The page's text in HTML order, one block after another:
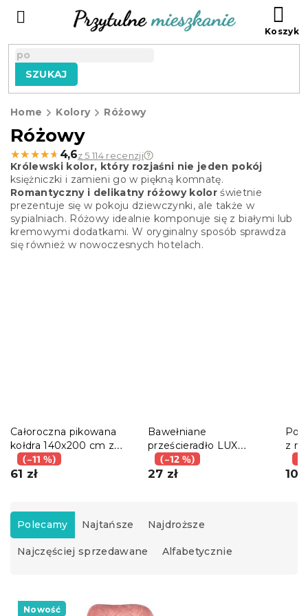
SZUKAJ
Home Kolory Różowy
Różowy
★★★★★
★★★★★ 4,6z 5 114 recenzji
Królewski kolor, który rozjaśni nie jeden pokój
księżniczki i zamieni go w piękną komnatę.
Romantyczny i delikatny różowy kolor świetnie
prezentuje się w pokoju dziewczynki, ale także w
sypialniach. Różowy idealnie komponuje się z białymi lub
kremowymi dodatkami. W oryginalny sposób sprawdza
się również w nowoczesnych hotelach.
Całoroczna pikowana
kołdra 140x200 cm z
włókna pustego, różowa
(–11 %)
61 zł
Bawełniane
prześcieradło LUX
jasnoróżowe 140x240
cm
(–12 %)
27 zł
z
10
S
o
r
Polecamy Najtańsze Najdroższe
Najczęściej sprzedawane Alfabetycznie
Nowość